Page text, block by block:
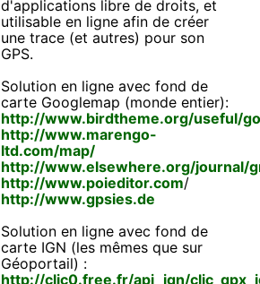
d'applications libre de droits, et
utilisable en ligne afin de créer
une trace (et autres) pour son
GPS.
Solution en ligne avec fond de
carte Googlemap (monde entier):
http://www.birdtheme.org/useful/
http://www.marengo-
ltd.com/map/
http://www.elsewhere.org/journal/
http://www.poieditor.com/
http://www.gpsies.de
Solution en ligne avec fond de
carte IGN (les mêmes que sur
Géoportail) :
http://clic0.free.fr/api_ign/